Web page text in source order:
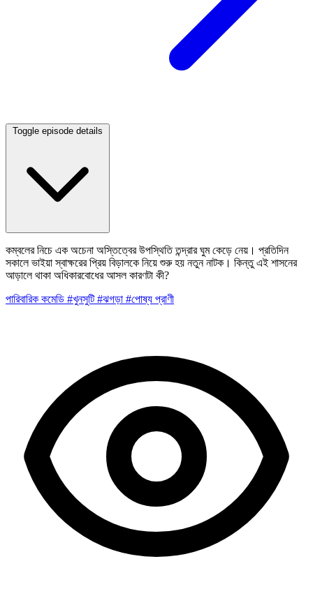
Toggle episode details
কম্বলের নিচে এক অচেনা অস্তিত্বের উপস্থিতি তন্দ্রার ঘুম কেড়ে নেয়। প্রতিদিন
সকালে ভাইয়া স্বাক্ষরের প্রিয় বিড়ালকে নিয়ে শুরু হয় নতুন নাটক। কিন্তু এই শাসনের
আড়ালে থাকা অধিকারবোধের আসল কারণটা কী?
পারিবারিক কমেডি #খুনসুটি#ঝগড়া #পোষ্য প্রাণী